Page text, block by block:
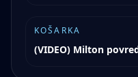
KOŠARKA
(VIDEO) Milton